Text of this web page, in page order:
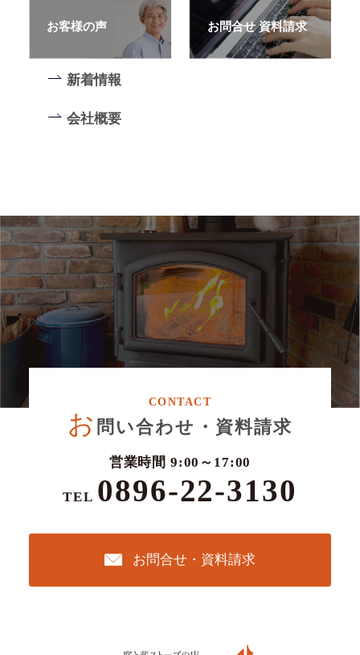
お客様の声
新着情報
会社概要
お問合せ 資料請求
お 問い合わせ・資料請求
営業時間 9:00～17:00
TEL 0896-22-3130
お問合せ・資料請求